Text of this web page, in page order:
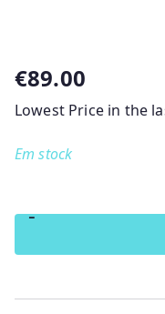
€89.00
Lowest Price in the
Em stock
-
de
SPE